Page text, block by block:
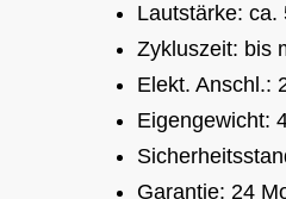
Lautstärke: ca.
Zykluszeit: bis
Elekt. Anschl.:
Eigengewicht:
Garantie: 24